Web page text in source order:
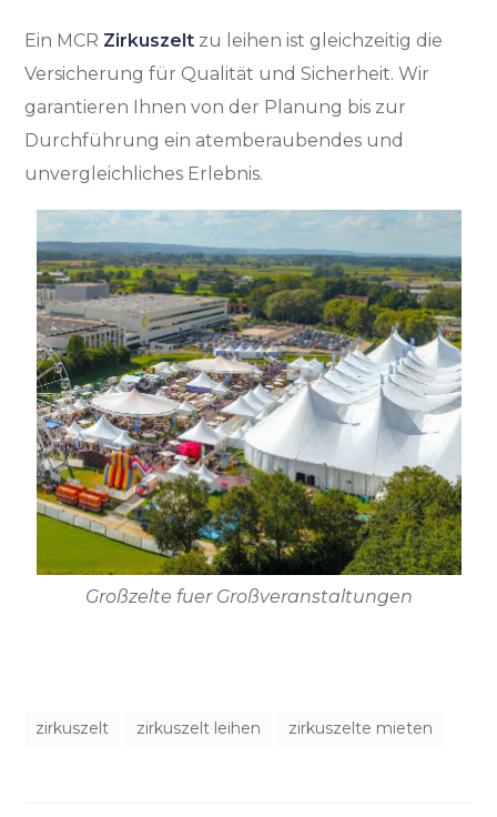
Ein MCR Zirkuszelt zu leihen ist gleichzeitig die
Versicherung für Qualität und Sicherheit. Wir
garantieren Ihnen von der Planung bis zur
Durchführung ein atemberaubendes und
unvergleichliches Erlebnis.
Großzelte fuer Großveranstaltungen
zirkuszelt zirkuszelt leihen zirkuszelte mieten